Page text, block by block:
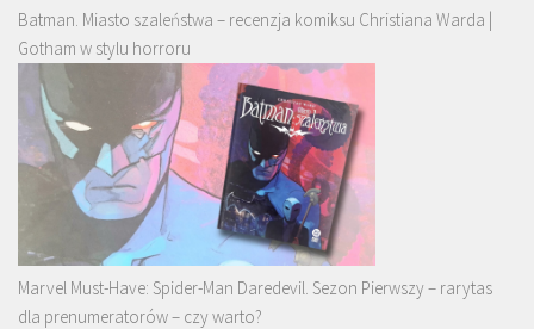
Batman. Miasto szaleństwa – recenzja komiksu Christiana Warda |
Gotham w stylu horroru
Marvel Must-Have: Spider-Man Daredevil. Sezon Pierwszy – rarytas
dla prenumeratorów – czy warto?